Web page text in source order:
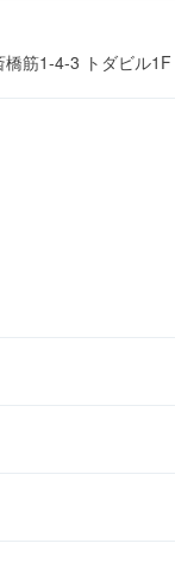
橋筋1-4-3 トダビル1F